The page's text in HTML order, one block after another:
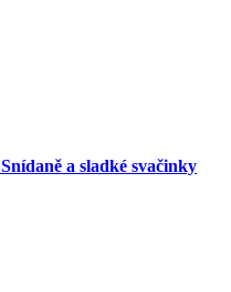
Snídaně a sladké svačinky